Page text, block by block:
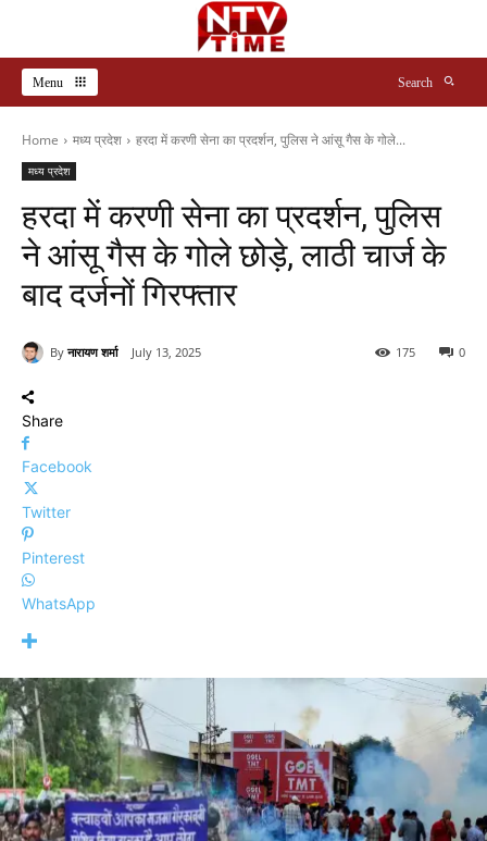
Menu Search
Home मध्य प्रदेश हरदा में करणी सेना का प्रदर्शन, पुलिस ने आंसू गैस के गोले...
मध्य प्रदेश
हरदा में करणी सेना का प्रदर्शन, पुलिस
ने आंसू गैस के गोले छोड़े, लाठी चार्ज के
बाद दर्जनों गिरफ्तार
By नारायण शर्मा July 13, 2025 0
175
Share
Facebook
Twitter
Pinterest
WhatsApp